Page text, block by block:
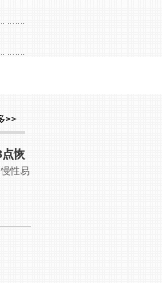
>>
点恢
性易